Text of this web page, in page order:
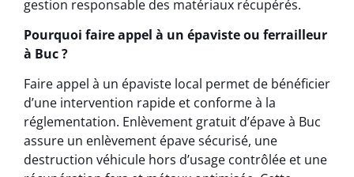
gestion responsable des matériaux récupérés.
Pourquoi faire appel à un épaviste ou ferrailleur
à Buc ?
Faire appel à un épaviste local permet de bénéficier
d’une intervention rapide et conforme à la
réglementation. Enlèvement gratuit d’épave à Buc
assure un enlèvement épave sécurisé, une
destruction véhicule hors d’usage contrôlée et une